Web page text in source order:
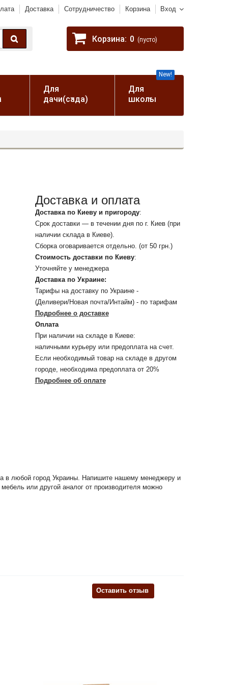
Вход
Доставка Сотрудничество Корзина
Корзина: 0 (пусто)
Для
дачи(сада)
Для
школы
New!
Доставка и оплата
Доставка по Киеву и пригороду:
Срок доставки — в течении дня по г. Киев (при
наличии склада в Киеве).
Сборка оговаривается отдельно. (от 50 грн.)
Стоимость доставки по Киеву:
Уточняйте у менеджера
Доставка по Украине:
Тарифы на доставку по Украине -
(Деливери/Новая почта/Интайм) - по тарифам
Подробнее о доставке
Оплата
При наличии на складе в Киеве:
наличными курьеру или предоплата на счет.
Если необходимый товар на складе в другом
городе, необходима предоплата от 20%
Подробнее об оплате
в любой город Украины. Напишите нашему менеджеру и
или другой аналог от производителя можно
Оставить отзыв